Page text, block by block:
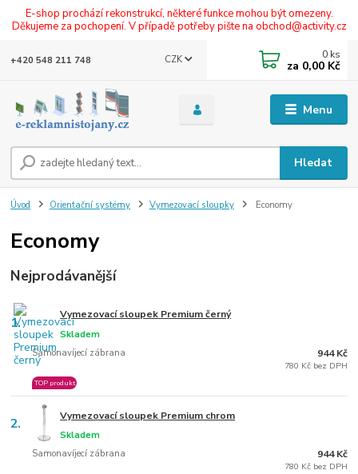
E-shop prochází rekonstrukcí, některé funkce mohou být omezeny.
Děkujeme za pochopení. V případě potřeby pište na obchod@activity.cz
Menu
CZK
Hledat
+420 548 211 748 0 ks
za 0,00 Kč
Úvod Orientační systémy Vymezovací sloupky Economy
Economy
Nejprodávanější
1. Vymezovací sloupek Premium černý
Samonavíjecí zábrana
Skladem
TOP produkt
944 Kč
780 Kč bez DPH
2. Vymezovací sloupek Premium chrom
Samonavíjecí zábrana
Skladem
944 Kč
780 Kč bez DPH